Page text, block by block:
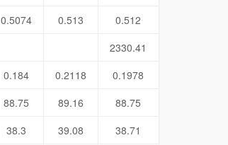
0.5074 0.513
0.512
2330.41
0.184 0.2118
0.1978
88.75 89.16
88.75
38.3 39.08
38.71